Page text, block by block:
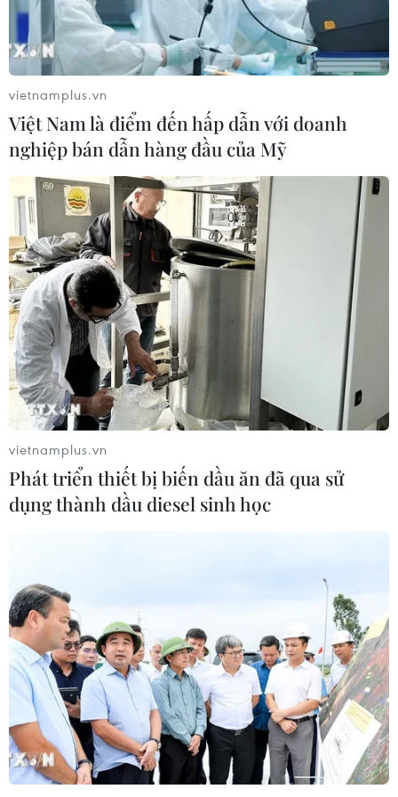
Thổ Nhĩ Kỳ tăng cường truy quét IS,
bắt giữ hơn 100 nghi phạm
Tây Ban Nha triệt phá đường dây
buôn người xuyên Địa Trung Hải
07/08/2026 12:13
Hy Lạp tạm giam một thị trưởng tình
nghi gây thảm họa cháy rừng
07/08/2026 12:02
Sri Lanka tăng cường ngăn chặn
trang web cá cược trực tuyến
07/08/2026 11:39
07/08/2026 10:56
Sri Lanka triển khai quân đội sau làn
sóng vượt ngục bất thành
07/08/2026 10:35
Thụy Sĩ khó đạt mục tiêu giảm phát
vietnamplus.vn
Việt Nam là điểm đến hấp dẫn với doanh
nghiệp bán dẫn hàng đầu của Mỹ
vietnamplus.vn
Phát triển thiết bị biến dầu ăn đã qua sử
dụng thành dầu diesel sinh học